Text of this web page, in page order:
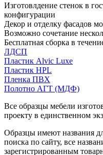
Изготовлдение стенок в
конфигурации
Декор и отделку фасадов
Возможно сочетание
Бесплатная сборка в
ЛДСП
Пластик Alvic Luxe
Пластик HPL
Пленка ПВХ
Полотно АГТ (МДФ)
Все образцы мебели
проекту в единственном
Образцы имеют названия
поиска по сайту, все
зарегистрированным